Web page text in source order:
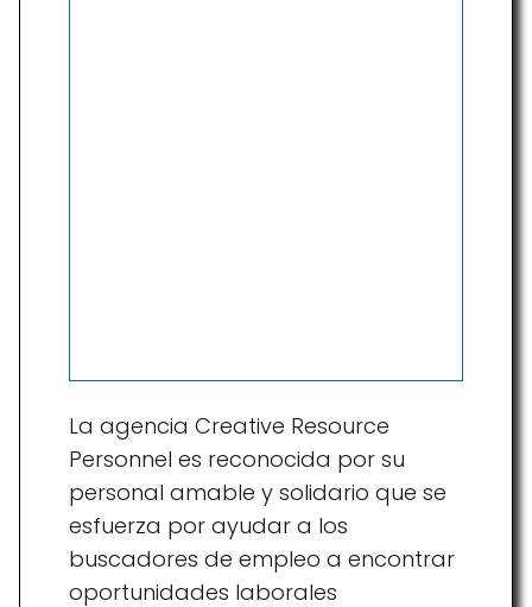
La agencia Creative Resource
Personnel es reconocida por su
personal amable y solidario que se
esfuerza por ayudar a los
buscadores de empleo a encontrar
oportunidades laborales